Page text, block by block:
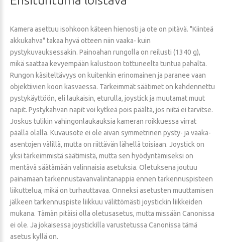
Kamera asettuu isohkoon käteen hienosti ja ote on pitävä. "Kiinteä
akkukahva" takaa hyvä otteen niin vaaka- kuin
pystykuvauksessakin. Painoahan rungolla on reilusti (1340 g),
mikä saattaa kevyempään kalustoon tottuneelta tuntua pahalta.
Rungon käsiteltävyys on kuitenkin erinomainen ja paranee vaan
objektiivien koon kasvaessa. Tärkeimmät säätimet on kahdennettu
pystykäyttöön, eli laukaisin, eturulla, joystick ja muutamat muut
napit. Pystykahvan napit voi kytkeä pois päältä, jos niitä ei tarvitse.
Joskus tulikin vahingonlaukauksia kameran roikkuessa virrat
päällä olalla. Kuvausote ei ole aivan symmetrinen pysty- ja vaaka-
asentojen välillä, mutta on riittävän lähellä toisiaan. Joystick on
yksi tärkeimmistä säätimistä, mutta sen hyödyntämiseksi on
mentävä säätämään valinnaisia asetuksia. Oletuksena joutuu
painamaan tarkennustavanvalintanappia ennen tarkennuspisteen
liikuttelua, mikä on turhauttavaa. Onneksi asetusten muuttamisen
jälkeen tarkennuspiste liikkuu välittömästi joystickin liikkeiden
mukana. Tämän pitäisi olla oletusasetus, mutta missään Canonissa
ei ole. Ja jokaisessa joystickilla varustetussa Canonissa tämä
asetus kyllä on.